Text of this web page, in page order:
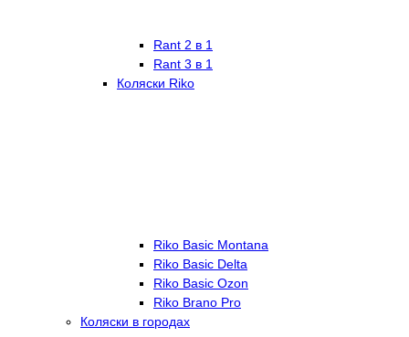
Rant 2 в 1
Rant 3 в 1
Коляски Riko
Riko Basic Montana
Riko Basic Delta
Riko Basic Ozon
Riko Brano Pro
Коляски в городах